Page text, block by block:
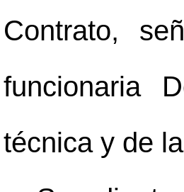
Contrato,
funcionaria
técnica y de